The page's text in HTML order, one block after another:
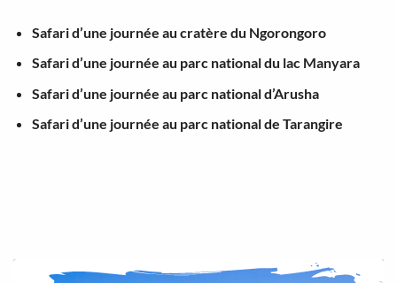
Safari d’une journée au cratère du Ngorongoro
Safari d’une journée au parc national du lac Manyara
Safari d’une journée au parc national d’Arusha
Safari d’une journée au parc national de Tarangire